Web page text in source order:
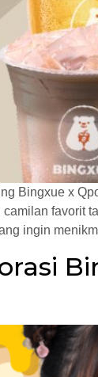
Bingxue x
camilan favorit
ingin